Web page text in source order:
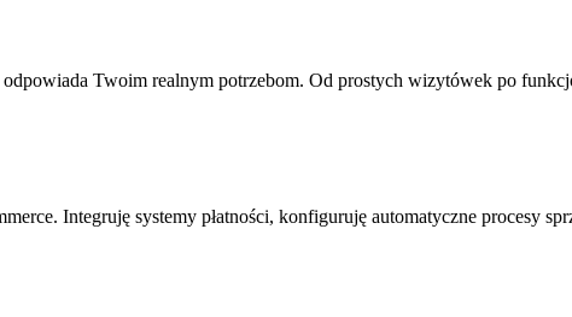
Twoim realnym potrzebom. Od prostych wizytówek po
Integruję systemy płatności, konfiguruję automatyczne procesy